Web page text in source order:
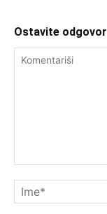
Ostavite odgovor